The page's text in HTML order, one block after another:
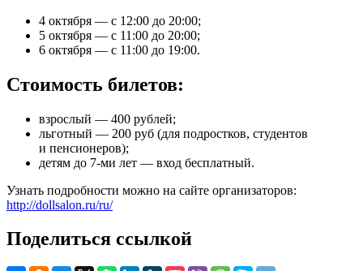
4 октября — с 12:00 до 20:00;
5 октября — с 11:00 до 20:00;
6 октября — с 11:00 до 19:00.
Стоимость билетов:
взрослый — 400 рублей;
льготный — 200 руб (для подростков, студентов
и пенсионеров);
детям до 7-ми лет — вход бесплатный.
Узнать подробности можно на сайте организаторов:
http://dollsalon.ru/ru/
Поделиться ссылкой